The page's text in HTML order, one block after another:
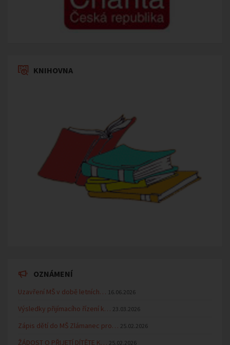
KNIHOVNA
OZNÁMENÍ
Uzavření MŠ v době letních… 16.06.2026
Výsledky přijímacího řízení k… 23.03.2026
Zápis dětí do MŠ Zlámanec pro… 25.02.2026
ŽÁDOST O PŘIJETÍ DÍTĚTE K… 25.02.2026